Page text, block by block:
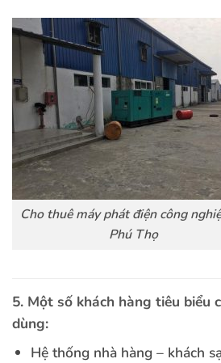
Cho thuê máy phát điện công
Phú Thọ
5. Một số khách hàng tiêu biểu
dùng:
Hệ thống nhà hàng – khách